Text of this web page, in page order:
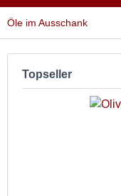
Öle im Ausschank
Topseller